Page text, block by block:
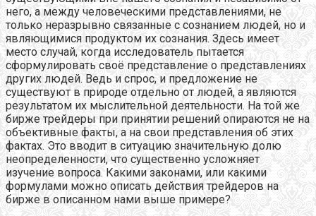
него, а между человеческими представлениями, не
только неразрывно связанные с сознанием людей, но и
являющимися продуктом их сознания. Здесь имеет
место случай, когда исследователь пытается
сформулировать своё представление о представлениях
других людей. Ведь и спрос, и предложение не
существуют в природе отдельно от людей, а являются
результатом их мыслительной деятельности. На той же
бирже трейдеры при принятии решений опираются не на
объективные факты, а на свои представления об этих
фактах. Это вводит в ситуацию значительную долю
неопределенности, что существенно усложняет
изучение вопроса. Какими законами, или какими
формулами можно описать действия трейдеров на
бирже в описанном нами выше примере?